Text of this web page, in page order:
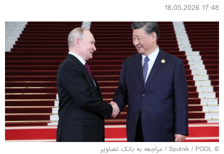
17:48 18.05.2026
© Sputnik / POOL
/ مراجعه به بانک تصاویر